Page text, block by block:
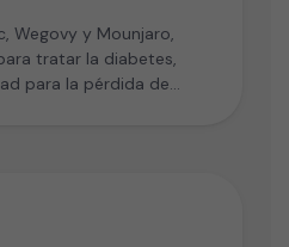
Wegovy y Mounjaro,
tratar la diabetes,
para la pérdida de